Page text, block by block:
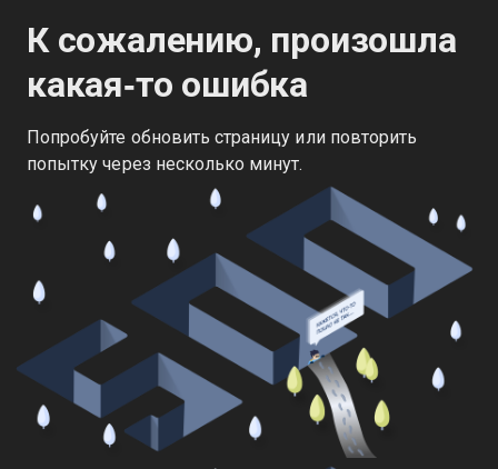
К сожалению, произошла
какая‑то ошибка
Попробуйте обновить страницу или повторить
попытку через несколько минут.